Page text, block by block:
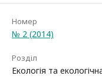
Номер
№ 2 (2014)
Розділ
Екологія та